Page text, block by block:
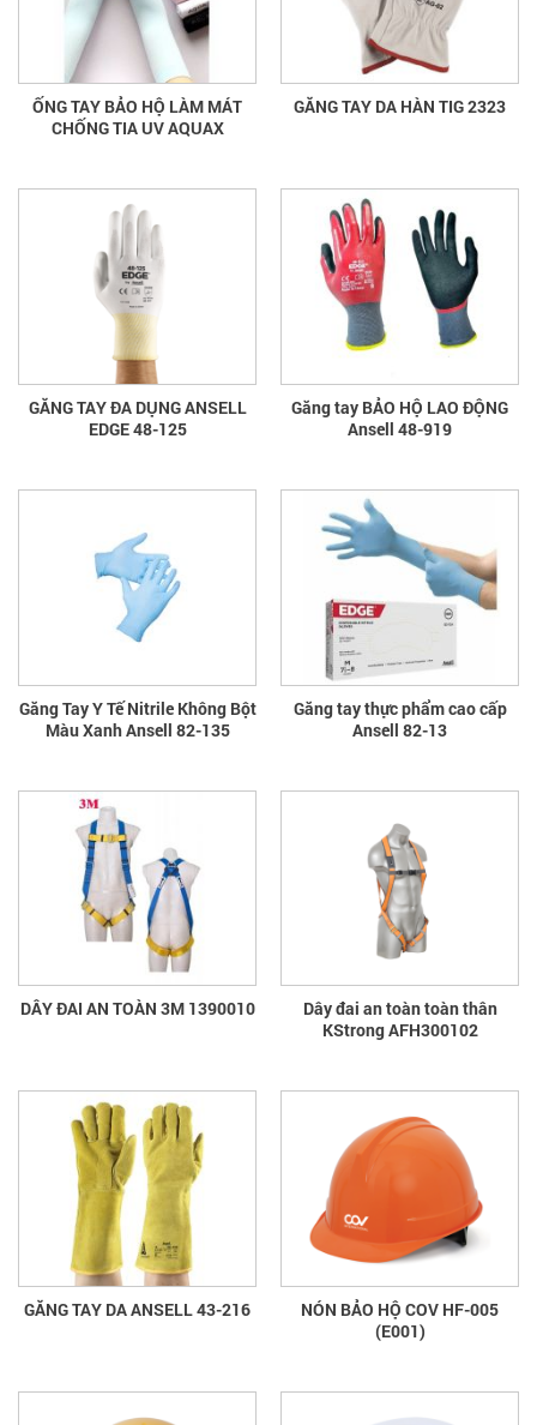
ỐNG TAY BẢO HỘ LÀM MÁT
CHỐNG TIA UV AQUAX
GĂNG TAY DA HÀN TIG 2323
GĂNG TAY ĐA DỤNG ANSELL
EDGE 48-125
Găng tay BẢO HỘ LAO ĐỘNG
Ansell 48-919
Găng Tay Y Tế Nitrile Không Bột
Màu Xanh Ansell 82-135
Găng tay thực phẩm cao cấp
Ansell 82-13
DÂY ĐAI AN TOÀN 3M 1390010
Dây đai an toàn toàn thân
KStrong AFH300102
GĂNG TAY DA ANSELL 43-216
NÓN BẢO HỘ COV HF-005
(E001)